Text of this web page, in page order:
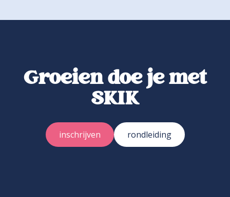
Groeien doe je met
SKIK
inschrijven rondleiding